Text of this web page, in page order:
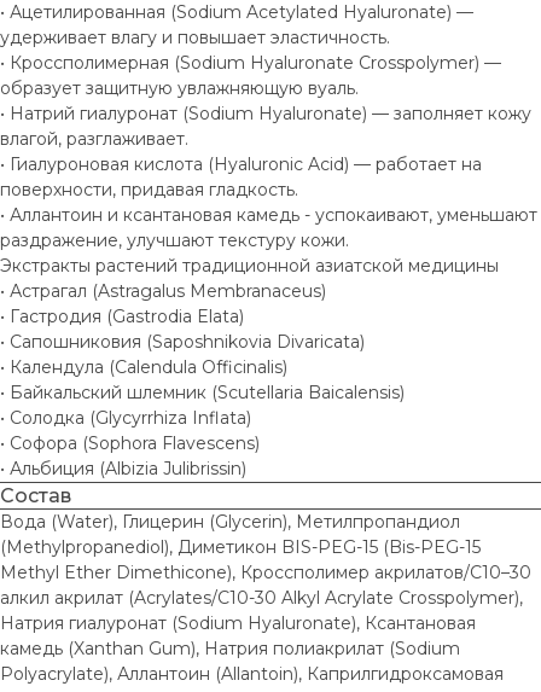
• Ацетилированная (Sodium Acetylated Hyaluronate) —
удерживает влагу и повышает эластичность.
• Кроссполимерная (Sodium Hyaluronate Crosspolymer) —
образует защитную увлажняющую вуаль.
• Натрий гиалуронат (Sodium Hyaluronate) — заполняет кожу
влагой, разглаживает.
• Гиалуроновая кислота (Hyaluronic Acid) — работает на
поверхности, придавая гладкость.
• Аллантоин и ксантановая камедь - успокаивают, уменьшают
раздражение, улучшают текстуру кожи.
Экстракты растений традиционной азиатской медицины
• Астрагал (Astragalus Membranaceus)
• Гастродия (Gastrodia Elata)
• Сапошниковия (Saposhnikovia Divaricata)
• Календула (Calendula Officinalis)
• Байкальский шлемник (Scutellaria Baicalensis)
• Солодка (Glycyrrhiza Inflata)
• Софора (Sophora Flavescens)
• Альбиция (Albizia Julibrissin)
Состав
Вода (Water), Глицерин (Glycerin), Метилпропандиол
(Methylpropanediol), Диметикон BIS-PEG-15 (Bis-PEG-15
Methyl Ether Dimethicone), Кроссполимер акрилатов/C10–30
алкил акрилат (Acrylates/C10-30 Alkyl Acrylate Crosspolymer),
Натрия гиалуронат (Sodium Hyaluronate), Ксантановая
камедь (Xanthan Gum), Натрия полиакрилат (Sodium
Polyacrylate), Аллантоин (Allantoin), Каприлгидроксамовая